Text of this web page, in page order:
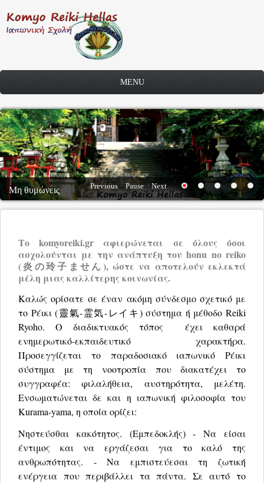
Skip to main content
MENU
Μη θυμώνεις Previous Pause Next
Το komyoreiki.gr αφιερώνεται σε όλους όσοι
ασχολούνται με την ανάπτυξη του honu no reiko
(炎の玲子ません), ώστε να αποτελούν εκλεκτά
μέλη μιας καλλίτερης κοινωνίας.
Καλώς ορίσατε σε έναν ακόμη σύνδεσμο σχετικό με
το Ρέικι (靈氣-霊気-レイキ) σύστημα ή μέθοδο Reiki
Ryoho. Ο διαδικτυακός τόπος έχει καθαρά
ενημερωτικό-εκπαιδευτικό χαρακτήρα.
Προσεγγίζεται το παραδοσιακό ιαπωνικό Ρέικι
σύστημα με τη νοοτροπία που διακατέχει το
συγγραφέα: φιλαλήθεια, αυστηρότητα, μελέτη.
Ενσωματώνεται δε και η ιαπωνική φιλοσοφία του
Kurama-yama, η οποία ορίζει:
Νηστεύσθαι κακότητος. (Εμπεδοκλής) - Να είσαι
έντιμος και να εργάζεσαι για το καλό της
ανθρωπότητας. - Να εμπιστεύεσαι τη ζωτική
ενέργεια που περιβάλλει τα πάντα. Σε αυτό το